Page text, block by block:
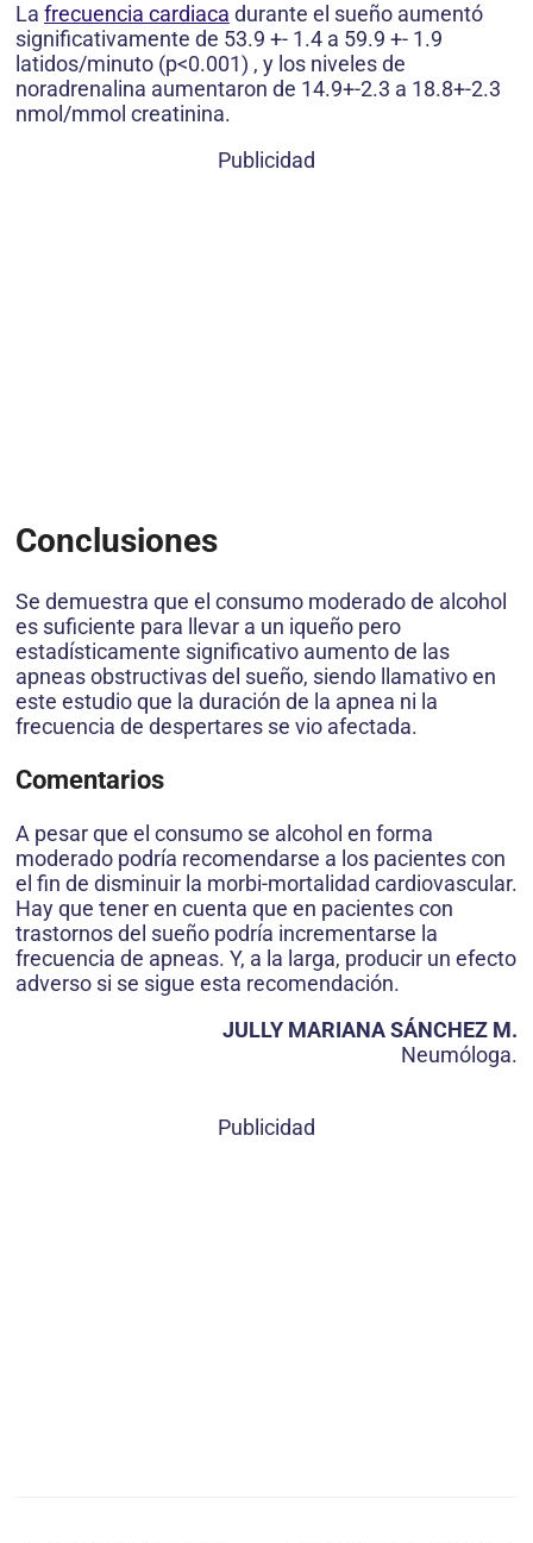
La frecuencia cardiaca durante el sueño aumentó
significativamente de 53.9 +- 1.4 a 59.9 +- 1.9
latidos/minuto (p<0.001) , y los niveles de
noradrenalina aumentaron de 14.9+-2.3 a 18.8+-2.3
nmol/mmol creatinina.
Publicidad
Conclusiones
Se demuestra que el consumo moderado de alcohol
es suficiente para llevar a un iqueño pero
estadísticamente significativo aumento de las
apneas obstructivas del sueño, siendo llamativo en
este estudio que la duración de la apnea ni la
frecuencia de despertares se vio afectada.
Comentarios
A pesar que el consumo se alcohol en forma
moderado podría recomendarse a los pacientes con
el fin de disminuir la morbi-mortalidad cardiovascular.
Hay que tener en cuenta que en pacientes con
trastornos del sueño podría incrementarse la
frecuencia de apneas. Y, a la larga, producir un efecto
adverso si se sigue esta recomendación.
JULLY MARIANA SÁNCHEZ M.
Neumóloga.
Publicidad